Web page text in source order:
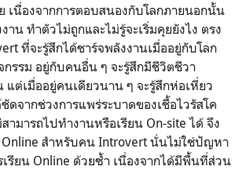
เนื่องจากการตอบสนองกับโลกภายนอกนั้น
าน ทำตัวไม่ถูกและไม่รู้จะเริ่มคุยยังไง ตรง
ที่จะรู้สึกได้ชาร์จพลังงานเมื่ออยู่กับโลก
กรรม อยู่กับคนอื่น ๆ จะรู้สึกมีชีวิตชีวา
แต่เมื่ออยู่คนเดียวนาน ๆ จะรู้สึกห่อเหี่ยว
จากช่วงการแพร่ระบาดของเชื้อไวรัสโค
ามารถไปทำงานหรือเรียน On-site ได้ จึง
สำหรับคน Introvert นั่นไม่ใช่ปัญหา
รียน Online ด้วยซ้ำ เนื่องจากได้มีพื้นที่ส่วน